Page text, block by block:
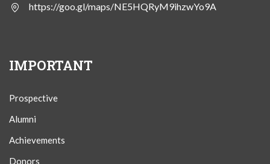
https://goo.gl/maps/NE5HQRyM9ihzwYo9A
IMPORTANT
Prospective
Alumni
Achievements
Donors